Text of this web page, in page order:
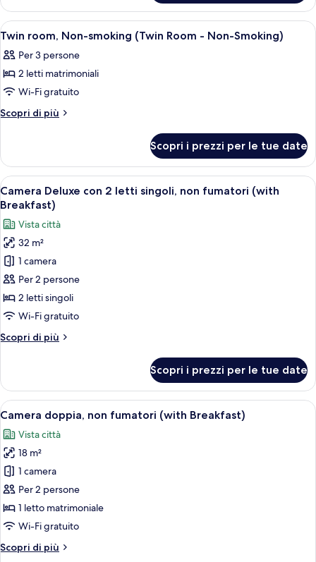
(Double
Room
-
Non-
Smoking)
room,
Non-
smoking
Room
-
Smoking)
Apri
tutte
le
foto
per
Twin
smoking
(Twin
Room
-
Non-
Smoking)
Una camera d'albergo con due letti,
3
Twin room, Non-smoking (Twin Room - Non-Smoking)
Per 3 persone
2 letti matrimoniali
Wi-Fi gratuito
Scopri di più
Altri
room,
Non-
smoking
(Twin
-
Non-
Smoking)
Scopri i prezzi per le tue date
Apri
tutte
le
foto
per
Camera
Deluxe
con
2
singoli,
(with
Breakfast)
Una camera d'albergo con due letti,
6
Camera Deluxe con 2 letti singoli, non fumatori (with
Breakfast)
Vista città
32 m²
1 camera
Per 2 persone
2 letti singoli
Wi-Fi gratuito
Scopri di più
Altri
Deluxe
con
2
singoli,
non
fumatori
(with
Breakfast)
Scopri i prezzi per le tue date
Apri
tutte
le
foto
per
Camera
doppia,
non
fumatori
(with
Una camera d'hotel con un letto,
7
Camera doppia, non fumatori (with Breakfast)
Vista città
18 m²
1 camera
Per 2 persone
1 letto matrimoniale
Wi-Fi gratuito
Scopri di più
Altri